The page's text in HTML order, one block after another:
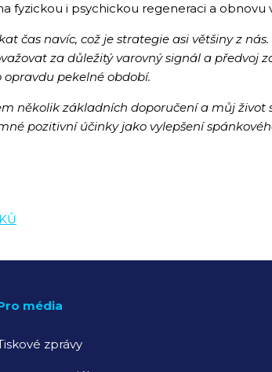
fyzickou i psychickou regeneraci a obnovu
čas navíc, což je strategie asi většiny z nás.
za důležitý varovný signál a předvoj
pekelné období.
několik základních doporučení a můj život
pozitivní účinky jako vylepšení
média
zprávy